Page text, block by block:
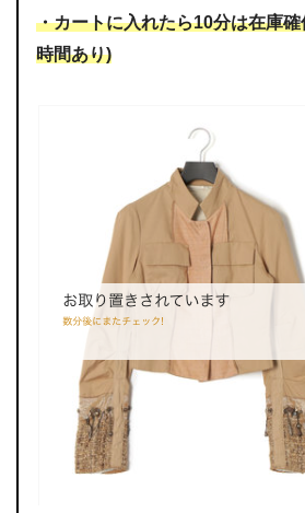
・カートに入れたら10分は在庫
時間あり)